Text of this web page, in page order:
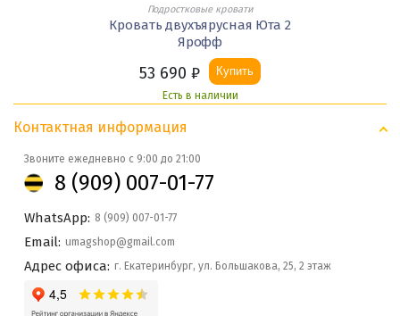
Подростковые кровати
Кровать двухъярусная Юта 2
Ярофф
53 690 ₽ Купить
Есть в наличии
Контактная информация
Звоните ежедневно с 9:00 до 21:00
8 (909) 007-01-77
WhatsApp: 8 (909) 007-01-77
Email: umagshop@gmail.com
Адрес офиса: г. Екатеринбург, ул. Большакова, 25, 2 этаж